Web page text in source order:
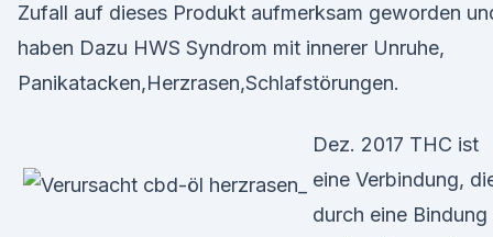
Zufall auf dieses Produkt aufmerksam geworden
haben Dazu HWS Syndrom mit innerer Unruhe,
Panikatacken,Herzrasen,Schlafstörungen.
Dez. 2017 THC ist
eine Verbindung,
durch eine Bindung